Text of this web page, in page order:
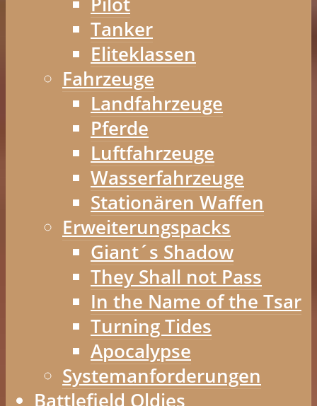
Tanker
Eliteklassen
Fahrzeuge
Landfahrzeuge
Pferde
Luftfahrzeuge
Wasserfahrzeuge
Stationären Waffen
Erweiterungspacks
Giant´s Shadow
They Shall not Pass
In the Name of the Tsar
Turning Tides
Apocalypse
Systemanforderungen
Battlefield Oldies